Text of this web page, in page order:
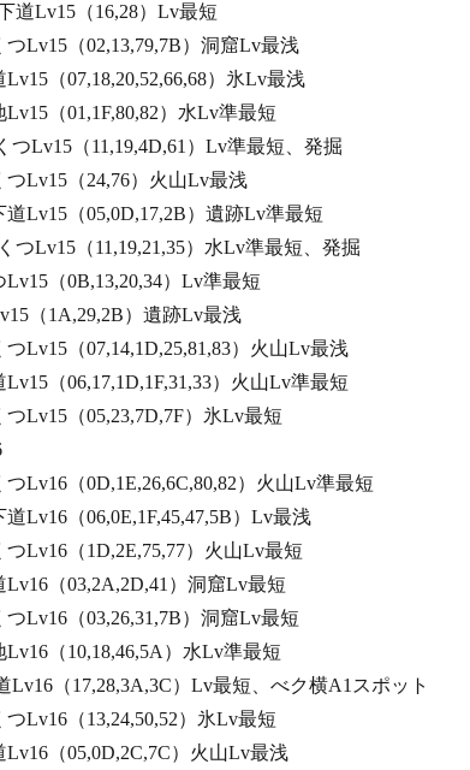
道Lv15（16,28）Lv最短
つLv15（02,13,79,7B）洞窟Lv最浅
（07,18,20,52,66,68）氷Lv最浅
Lv15（01,1F,80,82）水Lv準最短
つLv15（11,19,4D,61）Lv準最短、発掘
つLv15（24,76）火山Lv最浅
道Lv15（05,0D,17,2B）遺跡Lv準最短
つLv15（11,19,21,35）水Lv準最短、発掘
Lv15（0B,13,20,34）Lv準最短
（1A,29,2B）遺跡Lv最浅
つLv15（07,14,1D,25,81,83）火山Lv最浅
Lv15（06,17,1D,1F,31,33）火山Lv準最短
つLv15（05,23,7D,7F）氷Lv最短
つLv16（0D,1E,26,6C,80,82）火山Lv準最短
Lv16（06,0E,1F,45,47,5B）Lv最浅
つLv16（1D,2E,75,77）火山Lv最短
Lv16（03,2A,2D,41）洞窟Lv最短
つLv16（03,26,31,7B）洞窟Lv最短
Lv16（10,18,46,5A）水Lv準最短
Lv16（17,28,3A,3C）Lv最短、べク横A1スポット
つLv16（13,24,50,52）氷Lv最短
Lv16（05,0D,2C,7C）火山Lv最浅